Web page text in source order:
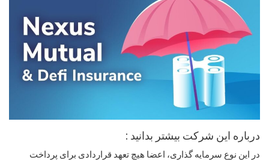
درباره این شرکت بیشتر بدانید :
در این نوع سرمایه گذاری، اعضا هیچ تعهد قراردادی برای پرداخت